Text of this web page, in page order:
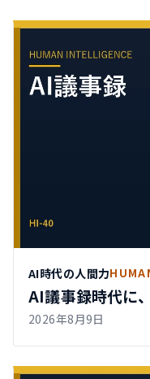
AI時代の人間力
AI議事録時代に
2026年8月9日